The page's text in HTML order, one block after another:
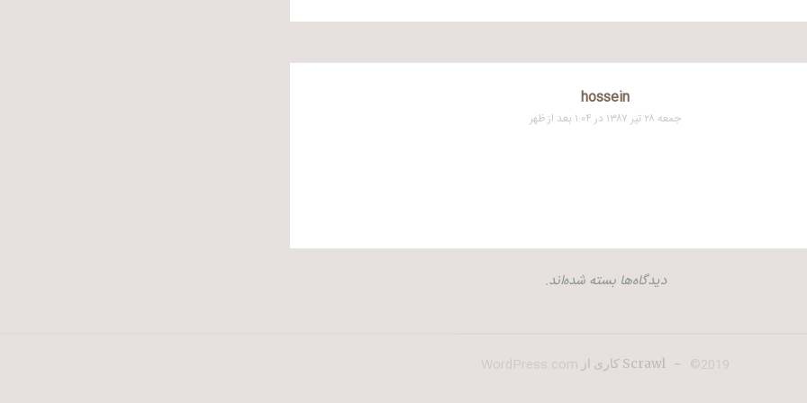
hossein
جمعه ۲۸ تیر ۱۳۸۷ در ۱:۰۴ بعد از ظهر
دیدگاه‌ها بسته شده‌اند.
2019©
~ Scrawl کاری از WordPress.com